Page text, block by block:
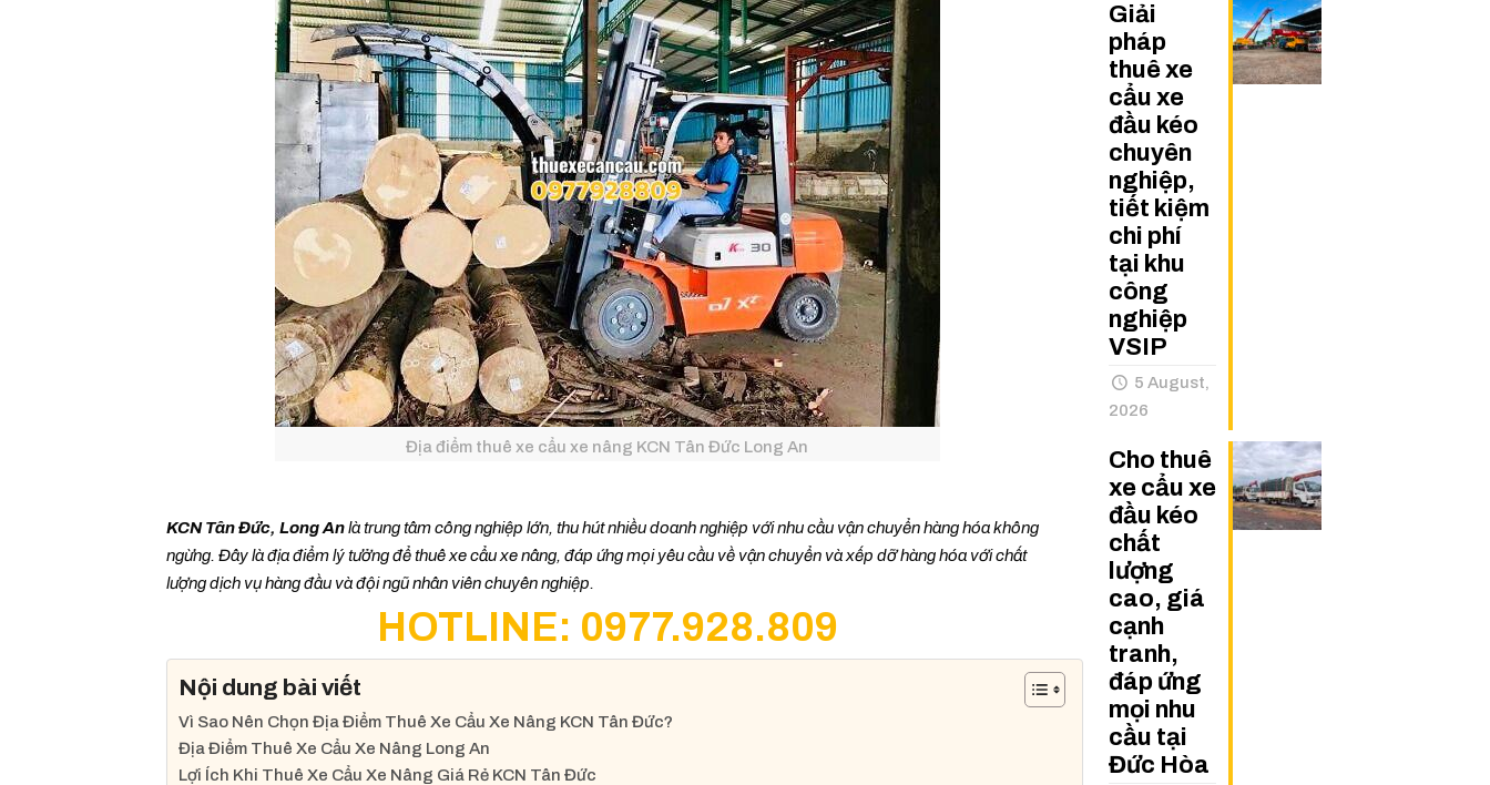
Địa điểm thuê xe cẩu xe nâng KCN Tân Đức Long An
KCN Tân Đức, Long Anlà trung tâm công nghiệp lớn, thu hút nhiều doanh nghiệp với nhu cầu vận chuyển hàng hóa không
ngừng. Đây là địa điểm lý tưởng để thuê xe cẩu xe nâng, đáp ứng mọi yêu cầu về vận chuyển và xếp dỡ hàng hóa với chất
lượng dịch vụ hàng đầu và đội ngũ nhân viên chuyên nghiệp.
HOTLINE: 0977.928.809
Nội dung bài viết
Vì Sao Nên Chọn Địa Điểm Thuê Xe Cẩu Xe Nâng KCN Tân Đức?
Địa Điểm Thuê Xe Cẩu Xe Nâng Long An
Lợi Ích Khi Thuê Xe Cẩu Xe Nâng Giá Rẻ KCN Tân Đức
Giải
pháp
thuê xe
cẩu xe
đầu kéo
chuyên
nghiệp,
tiết kiệm
chi phí
tại khu
công
nghiệp
VSIP
5 August,
2026
Cho thuê
xe cẩu xe
đầu kéo
chất
lượng
cao, giá
cạnh
tranh,
đáp ứng
mọi nhu
cầu tại
Đức Hòa